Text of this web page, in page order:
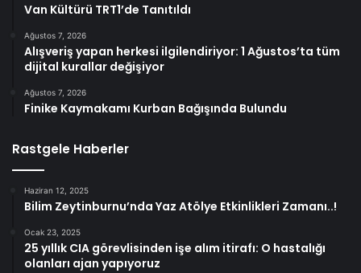
Van Kültürü TRT1’de Tanıtıldı
Ağustos 7, 2026
Alışveriş yapan herkesi ilgilendiriyor: 1 Ağustos’ta tüm
dijital kurallar değişiyor
Ağustos 7, 2026
Finike Kaymakamı Kurban Bağışında Bulundu
Rastgele Haberler
Haziran 12, 2025
Bilim Zeytinburnu’nda Yaz Atölye Etkinlikleri Zamanı..!
Ocak 23, 2025
25 yıllık CIA görevlisinden işe alım itirafı: O hastalığı
olanları ajan yapıyoruz